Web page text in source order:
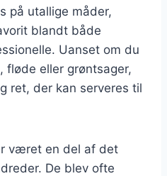
på utallige måder,
blandt både
Uanset om du
eller grøntsager,
ret, der kan serveres til
været en del af det
De blev ofte